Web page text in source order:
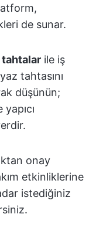
de sunar.
tahtalar ile iş
tahtasını
düşünün;
onay
etkinliklerine
istediğiniz